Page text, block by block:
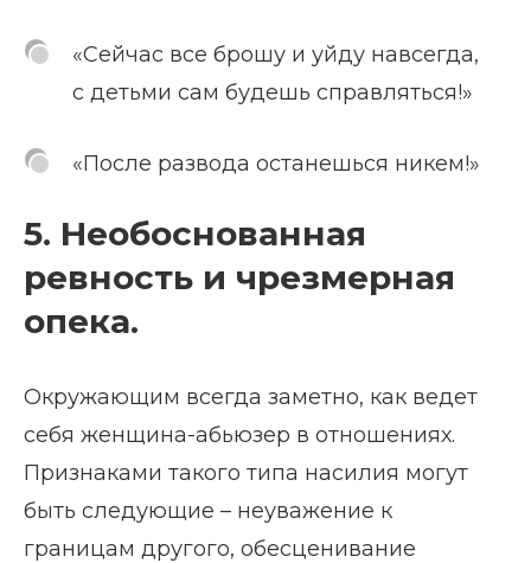
«Сейчас все брошу и уйду навсегда,
с детьми сам будешь справляться!»
«После развода останешься никем!»
5. Необоснованная
ревность и чрезмерная
опека.
Окружающим всегда заметно, как ведет
себя женщина-абьюзер в отношениях.
Признаками такого типа насилия могут
быть следующие – неуважение к
границам другого, обесценивание